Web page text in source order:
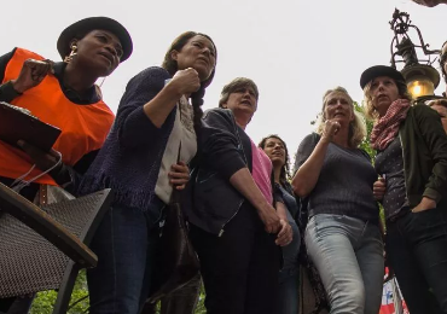
Dagarrangementen
970 uitjes